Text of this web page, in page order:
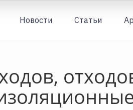
Новости Статьи